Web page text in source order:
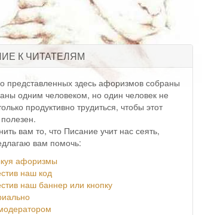
К ЧИТАТЕЛЯМ
представленных здесь афоризмов собраны
одним человеком, но один человек не
продуктивно трудиться, чтобы этот
вам то, что Писание учит нас сеять,
вам помочь:
афоризмы
наш код
наш баннер или кнопку